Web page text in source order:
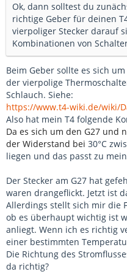
Ok, dann solltest du
richtige Geber für deinen
vierpoliger Stecker darauf
Kombinationen von
Beim Geber sollte es sich
der vierpolige
Schlauch. Siehe:
https://www.t4-wiki.de/wiki/
Also hat mein T4 folgende
Da es sich um den G27 und
der Widerstand bei 30°C
liegen und das passt zu
Der Stecker am G27 hat
waren drangeflickt. Jetzt ist
Allerdings stellt sich mir die
ob es überhaupt wichtig ist
anliegt. Wenn ich es richtig
einer bestimmten
Die Richtung des
da richtig?